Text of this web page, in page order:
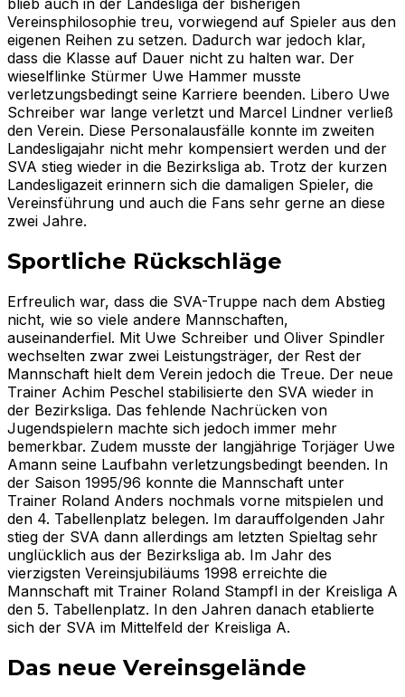
blieb auch in der Landesliga der bisherigen
Vereinsphilosophie treu, vorwiegend auf Spieler aus den
eigenen Reihen zu setzen. Dadurch war jedoch klar,
dass die Klasse auf Dauer nicht zu halten war. Der
wieselflinke Stürmer Uwe Hammer musste
verletzungsbedingt seine Karriere beenden. Libero Uwe
Schreiber war lange verletzt und Marcel Lindner verließ
den Verein. Diese Personalausfälle konnte im zweiten
Landesligajahr nicht mehr kompensiert werden und der
SVA stieg wieder in die Bezirksliga ab. Trotz der kurzen
Landesligazeit erinnern sich die damaligen Spieler, die
Vereinsführung und auch die Fans sehr gerne an diese
zwei Jahre.
Sportliche Rückschläge
Erfreulich war, dass die SVA-Truppe nach dem Abstieg
nicht, wie so viele andere Mannschaften,
auseinanderfiel. Mit Uwe Schreiber und Oliver Spindler
wechselten zwar zwei Leistungsträger, der Rest der
Mannschaft hielt dem Verein jedoch die Treue. Der neue
Trainer Achim Peschel stabilisierte den SVA wieder in
der Bezirksliga. Das fehlende Nachrücken von
Jugendspielern machte sich jedoch immer mehr
bemerkbar. Zudem musste der langjährige Torjäger Uwe
Amann seine Laufbahn verletzungsbedingt beenden. In
der Saison 1995/96 konnte die Mannschaft unter
Trainer Roland Anders nochmals vorne mitspielen und
den 4. Tabellenplatz belegen. Im darauffolgenden Jahr
stieg der SVA dann allerdings am letzten Spieltag sehr
unglücklich aus der Bezirksliga ab. Im Jahr des
vierzigsten Vereinsjubiläums 1998 erreichte die
Mannschaft mit Trainer Roland Stampfl in der Kreisliga A
den 5. Tabellenplatz. In den Jahren danach etablierte
sich der SVA im Mittelfeld der Kreisliga A.
Das neue Vereinsgelände